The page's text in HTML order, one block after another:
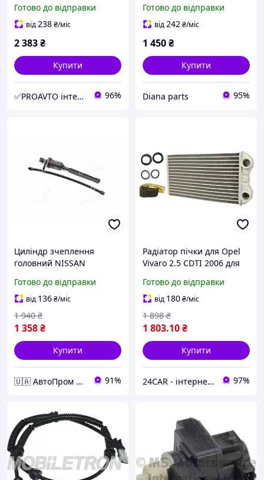
2.0CDTI/2.5DTI 2001=> LM
37972
Готово до відправки
від238₴/міс
2 383₴
Купити
✅PROAVTO інтернет-магазин автозапчастин 96%
METALCAUCHO (09832)
Готово до відправки
від242₴/міс
1 450₴
Купити
Diana parts 95%
Циліндр зчеплення
головний NISSAN
RENAULT TRAFIC 1.9 Di-2.5
CDTI 01-(Пр-во ABS) 41415
Готово до відправки
від 136₴/міс
1 358₴
1 940 ₴
Купити
🇺🇦 АвтоПром 🇺🇦 91%
Радіатор пічки для Opel
Vivaro 2.5 CDTI 2006 для
Готово до відправки
від 180₴/міс
1 803.10₴
1 898 ₴
Купити
24CAR - інтернет магазин запчастин та аксесуарів 97%